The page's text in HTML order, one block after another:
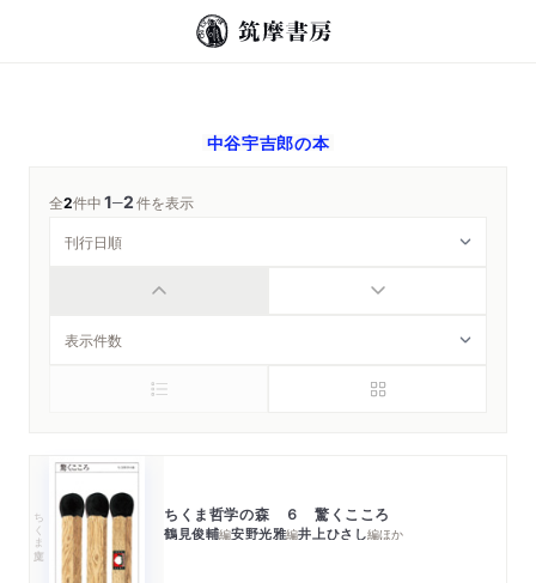
中谷宇吉郎の本
全2件中1─2件を表示
ちくま文庫 ちくま哲学の森 ６ 驚くこころ
鶴見俊輔編安野光雅編井上ひさし編ほか